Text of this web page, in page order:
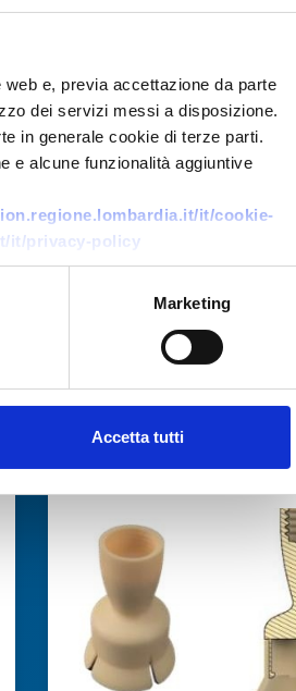
e, previa accettazione da parte
dei servizi messi a disposizione.
in generale cookie di terze parti.
e alcune funzionalità aggiuntive
it/cookie-
it/privacy-policy
Marketing
Accetta tutti
Technology offer
PMI cipriota offre
EHR modulare con
interoperabilità
ID: TOCY20260416005
Expires on07 luglio